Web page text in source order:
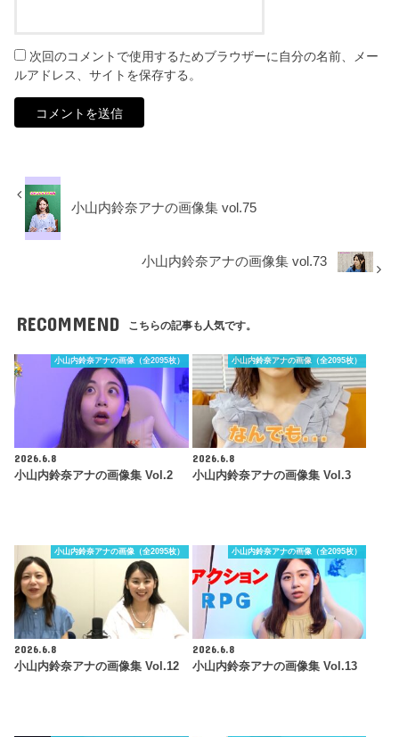
次回のコメントで使用するためブラウザーに自分の名前、メー
ルアドレス、サイトを保存する。
小山内鈴奈アナの画像集 vol.75
小山内鈴奈アナの画像集 vol.73
RECOMMEND こちらの記事も人気です。
小山内鈴奈アナの画像（全2095枚）
2026.6.8
小山内鈴奈アナの画像集 Vol.2
小山内鈴奈アナの画像（全2095枚）
2026.6.8
小山内鈴奈アナの画像集 Vol.3
小山内鈴奈アナの画像（全2095枚）
2026.6.8
小山内鈴奈アナの画像集 Vol.12
小山内鈴奈アナの画像（全2095枚）
2026.6.8
小山内鈴奈アナの画像集 Vol.13